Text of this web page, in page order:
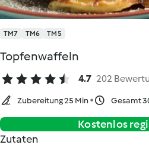
TM7 TM6 TM5
Topfenwaffeln
4.7 202
Zubereitung 25 Min Gesamt
Kostenlos
Zutaten